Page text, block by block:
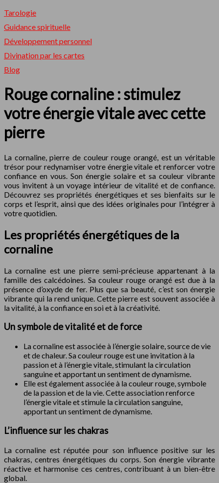
Tarologie
Guidance spirituelle
Développement personnel
Divination par les cartes
Blog
Rouge cornaline : stimulez
votre énergie vitale avec cette
pierre
La cornaline, pierre de couleur rouge orangé, est un véritable
trésor pour redynamiser votre énergie vitale et renforcer votre
confiance en vous. Son énergie solaire et sa couleur vibrante
vous invitent à un voyage intérieur de vitalité et de confiance.
Découvrez ses propriétés énergétiques et ses bienfaits sur le
corps et l’esprit, ainsi que des idées originales pour l’intégrer à
votre quotidien.
Les propriétés énergétiques de la
cornaline
La cornaline est une pierre semi-précieuse appartenant à la
famille des calcédoines. Sa couleur rouge orangé est due à la
présence d’oxyde de fer. Plus que sa beauté, c’est son énergie
vibrante qui la rend unique. Cette pierre est souvent associée à
la vitalité, à la confiance en soi et à la créativité.
Un symbole de vitalité et de force
La cornaline est associée à l’énergie solaire, source de vie
et de chaleur. Sa couleur rouge est une invitation à la
passion et à l’énergie vitale, stimulant la circulation
sanguine et apportant un sentiment de dynamisme.
Elle est également associée à la couleur rouge, symbole
de la passion et de la vie. Cette association renforce
l’énergie vitale et stimule la circulation sanguine,
apportant un sentiment de dynamisme.
L’influence sur les chakras
La cornaline est réputée pour son influence positive sur les
chakras, centres énergétiques du corps. Son énergie vibrante
réactive et harmonise ces centres, contribuant à un bien-être
global.